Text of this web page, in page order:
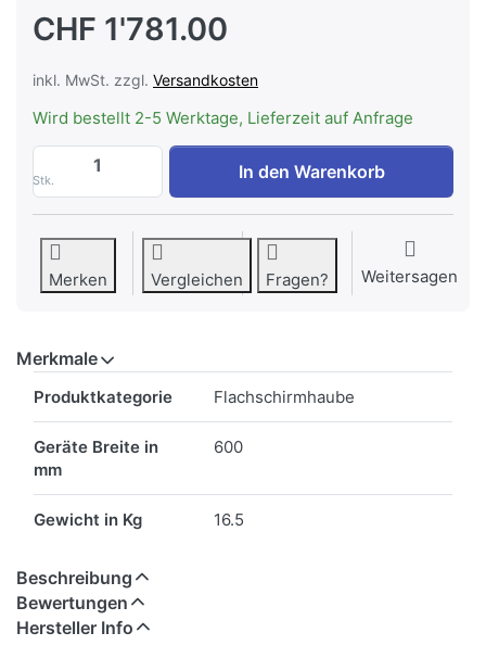
CHF 1'781.00
inkl. MwSt. zzgl. Versandkosten
Wird bestellt 2-5 Werktage, Lieferzeit auf Anfrage
Stk.
WESCO EVME 211-60 Umluft,
In den Warenkorb
Merken Vergleichen Fragen? Weitersagen
Merkmale
Produktkategorie Flachschirmhaube
Geräte Breite in
mm
600
Gewicht in Kg 16.5
Beschreibung
Bewertungen
Hersteller Info